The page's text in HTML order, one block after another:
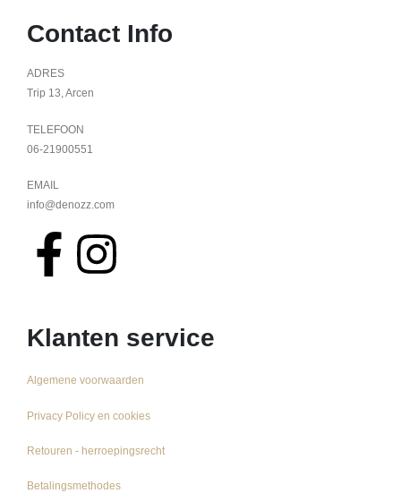
Contact Info
ADRES
Trip 13, Arcen
TELEFOON
06-21900551
EMAIL
info@denozz.com
Klanten service
Algemene voorwaarden
Privacy Policy en cookies
Retouren - herroepingsrecht
Betalingsmethodes